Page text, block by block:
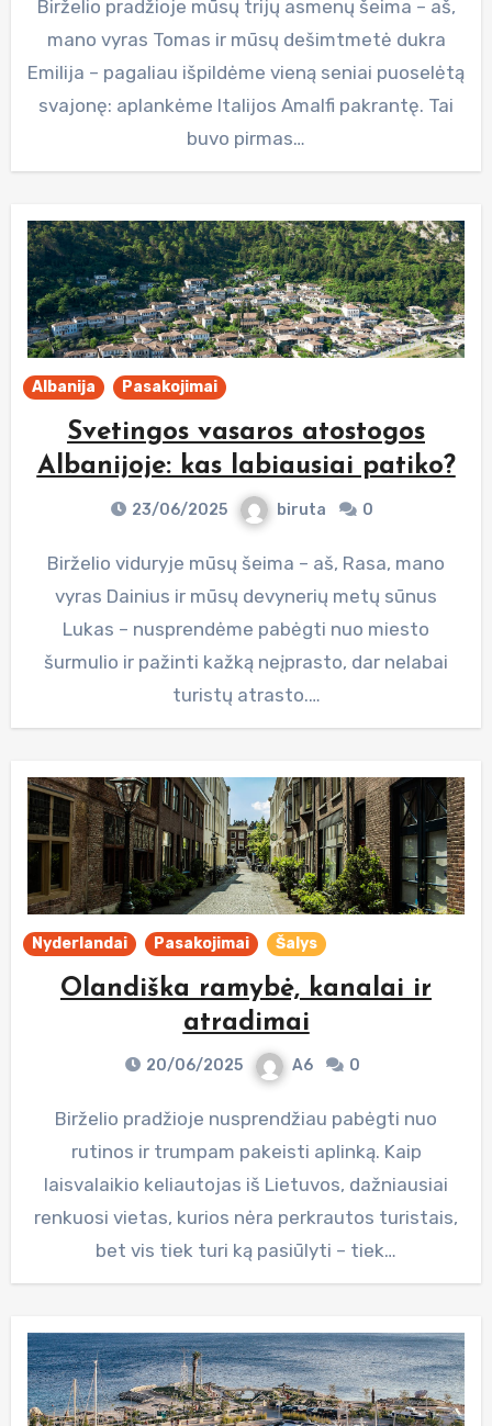
Birželio pradžioje mūsų trijų asmenų šeima – aš,
mano vyras Tomas ir mūsų dešimtmetė dukra
Emilija – pagaliau išpildėme vieną seniai puoselėtą
svajonę: aplankėme Italijos Amalfi pakrantę. Tai
buvo pirmas…
Albanija Pasakojimai
Svetingos vasaros atostogos
Albanijoje: kas labiausiai patiko?
23/06/2025 biruta 0
Birželio viduryje mūsų šeima – aš, Rasa, mano
vyras Dainius ir mūsų devynerių metų sūnus
Lukas – nusprendėme pabėgti nuo miesto
šurmulio ir pažinti kažką neįprasto, dar nelabai
turistų atrasto.…
Nyderlandai Pasakojimai Šalys
Olandiška ramybė, kanalai ir
atradimai
20/06/2025 A6 0
Birželio pradžioje nusprendžiau pabėgti nuo
rutinos ir trumpam pakeisti aplinką. Kaip
laisvalaikio keliautojas iš Lietuvos, dažniausiai
renkuosi vietas, kurios nėra perkrautos turistais,
bet vis tiek turi ką pasiūlyti – tiek…